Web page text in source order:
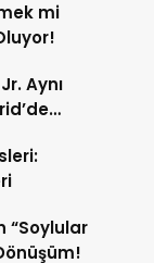
mi
Aynı
“Soylular